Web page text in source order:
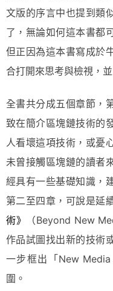
文版的序言中也提到類
了，無論如何這本書都
但正因為這本書寫成於
合打開來思考與檢視，
全書共分成五個章節，
致在簡介區塊鏈技術的
人看壞這項技術，或憂
未曾接觸區塊鏈的讀者
經具有一些基礎知識，
第二至四章，可說是延
術》
（Beyond New
作品試圖找出新的技術
一步框出「New
圍。